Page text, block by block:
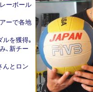
ーボール
ーで各地
ルを獲得｡
､新チー
んとロン